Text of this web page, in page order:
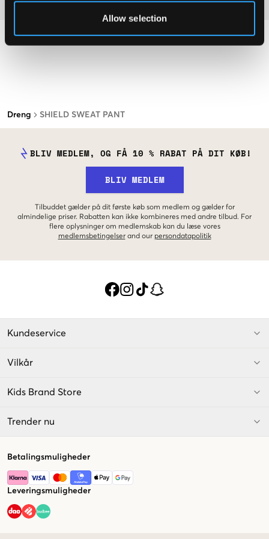
Allow selection
Dreng SHIELD SWEAT PANT
Materiale
BLIV MEDLEM, OG FÅ 10 % RABAT PÅ DIT KØB!
BLIV MEDLEM
Tilbuddet gælder på dit første køb som medlem og gælder for
almindelige priser. Rabatten kan ikke kombineres med andre tilbud. For
flere oplysninger om medlemskab kan du læse vores
medlemsbetingelser and our persondatapolitik
Kundeservice
Vilkår
Kids Brand Store
Trender nu
Betalingsmuligheder
Leveringsmuligheder